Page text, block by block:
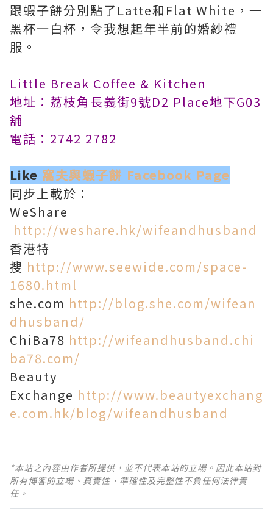
跟蝦子餅分別點了Latte和Flat White，一
黑杯一白杯，令我想起年半前的婚紗禮
服。
Little Break Coffee & Kitchen
地址：荔枝角長義街9號D2 Place地下G03
舖
電話：2742 2782
Like 窩夫與蝦子餅 Facebook Page
同步上載於：
WeShare
http://weshare.hk/wifeandhusband
香港特
搜 http://www.seewide.com/space-
1680.html
she.com http://blog.she.com/wifean
dhusband/
ChiBa78 http://wifeandhusband.chi
ba78.com/
Beauty
Exchange http://www.beautyexchang
e.com.hk/blog/wifeandhusband
*本站之內容由作者所提供，並不代表本站的立場。因此本站對
所有博客的立場、真實性、準確性及完整性不負任何法律責
任。